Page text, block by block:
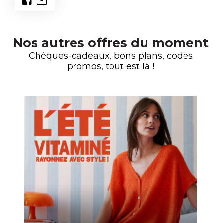
Nos autres offres du moment
Chèques-cadeaux, bons plans, codes
promos, tout est là !